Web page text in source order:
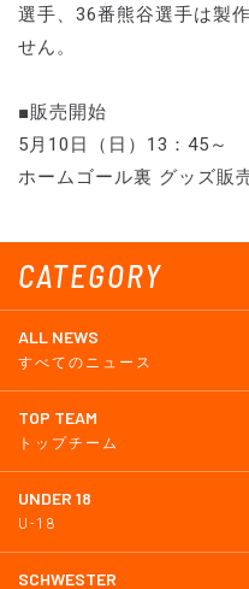
CATEGORY
ALL NEWS
すべてのニュース
TOP TEAM
トップチーム
UNDER 18
U-18
SCHWESTER
選手、36番熊谷選手は製
せん。
■販売開始
5月10日（日）13：45～
ホームゴール裏 グッズ販